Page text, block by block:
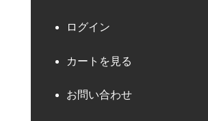
ログイン
カートを見る
お問い合わせ